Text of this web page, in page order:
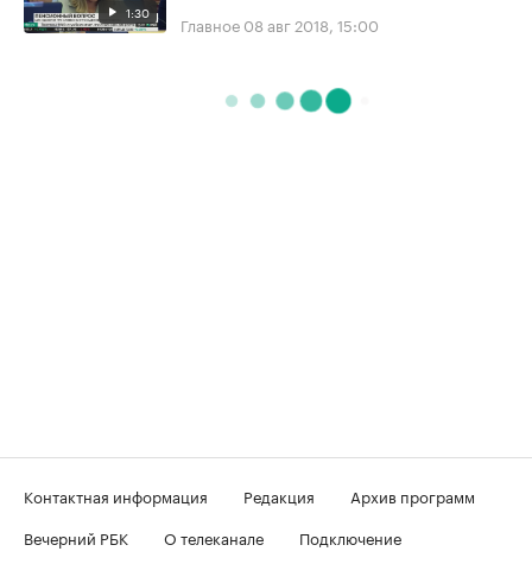
1:30 Главное 08 авг 2018, 15:00
Контактная информация Редакция
Архив программ
Вечерний РБК
О телеканале
Подключение